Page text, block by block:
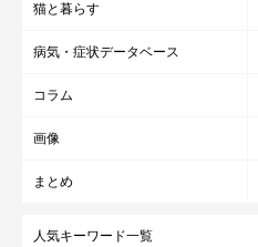
猫と暮らす
病気・症状データベース
コラム
画像
まとめ
人気キーワード一覧